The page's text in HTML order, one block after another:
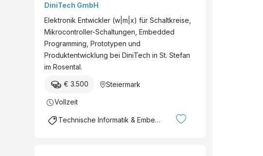
DiniTech GmbH
Elektronik Entwickler (w|m|x) für Schaltkreise,
Mikrocontroller-Schaltungen, Embedded
Programming, Prototypen und
Produktentwicklung bei DiniTech in St. Stefan
im Rosental.
€ 3.500 Steiermark
Vollzeit
Technische Informatik & Embedded Systems